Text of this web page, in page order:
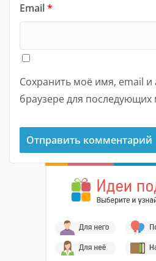
Email*
Сохранить моё имя, email и
браузере для